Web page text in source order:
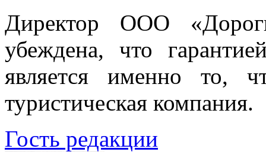
Директор ООО
убеждена, что
является именно то,
туристическая компания.
Гость редакции